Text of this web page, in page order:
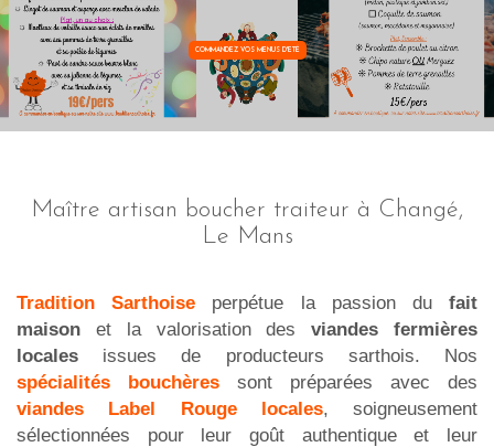
COMMANDEZ VOS MENUS D'ETÉ
Maître artisan boucher traiteur à Changé,
Le Mans
Tradition Sarthoise perpétue la passion dufait
maison et la valorisation desviandes fermières
locales issues de producteurs sarthois. Nos
spécialités bouchères sont préparées avec des
viandes Label Rouge locales, soigneusement
sélectionnées pour leur goût authentique et leur